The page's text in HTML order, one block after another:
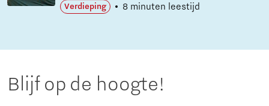
Verdieping 8 minuten leestijd
Blijf op de hoogte!